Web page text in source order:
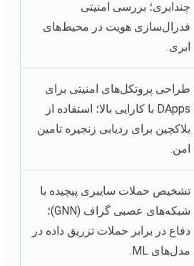
چندابری؛ بررسی امنیتی
فدرال‌سازی هویت در محیط‌های
ابری.
طراحی پروتکل‌های امنیتی برای
DApps با کارایی بالا؛ استفاده از
بلاکچین برای ردیابی زنجیره تامین
امن.
تشخیص حملات سایبری پیچیده با
شبکه‌های عصبی گراف (GNN)؛
دفاع در برابر حملات تزریق داده در
مدل‌های ML.